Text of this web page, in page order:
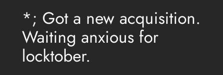
*; Got a new acquisition.
Waiting anxious for
locktober.